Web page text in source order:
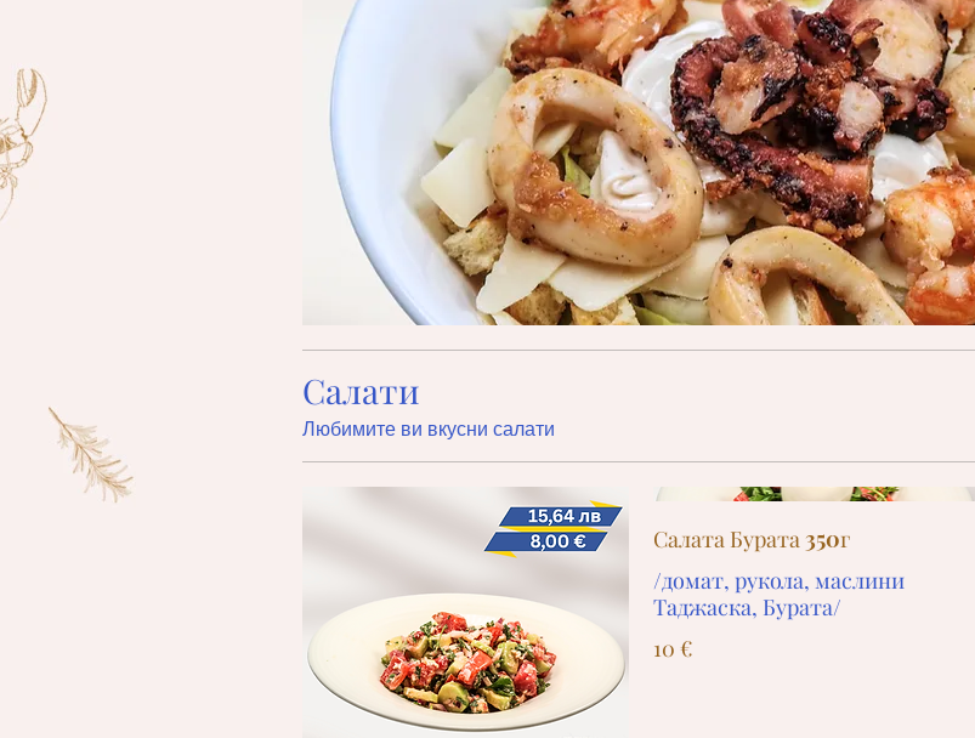
Салати
Любимите ви вкусни салати
Салата Бурата 350г
/домат, рукола, маслини
Таджаска, Бурата/
10 €